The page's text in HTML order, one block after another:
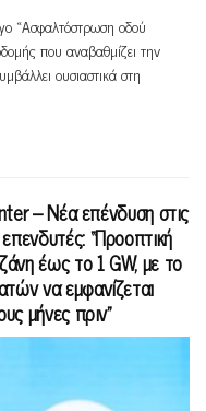
«Ασφαλτόστρωση οδού
που αναβαθμίζει την
ουσιαστικά στη
– Νέα επένδυση στις
“Προοπτική
έως το 1 GW, με το
να εμφανίζεται
μήνες πριν”